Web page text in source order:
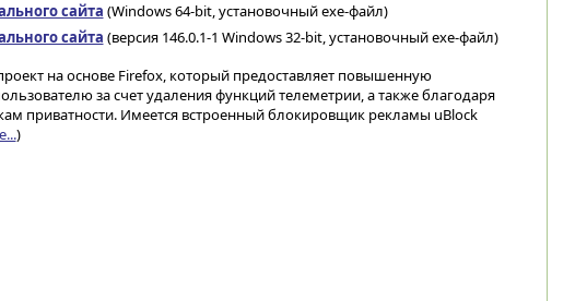
сайта (Windows 64-bit, установочный exe-файл)
сайта (версия 146.0.1-1 Windows 32-bit, установочный exe-файл)
на основе Firefox, который предоставляет повышенную
за счет удаления функций телеметрии, а также благодаря
приватности. Имеется встроенный блокировщик рекламы uBlock
)